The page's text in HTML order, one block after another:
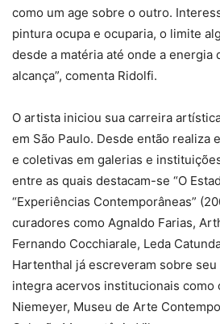
como um age sobre o outro.
pintura ocupa e ocuparia, o limite
desde a matéria até onde a energia
alcança”, comenta Ridolfi.
O artista iniciou sua carreira
em São Paulo. Desde então realiza
e coletivas em galerias e
entre as quais destacam-se “O
“Experiências Contemporâneas”
curadores como Agnaldo Farias,
Fernando Cocchiarale, Leda
Hartenthal já escreveram sobre
integra acervos institucionais como
Niemeyer, Museu de Arte